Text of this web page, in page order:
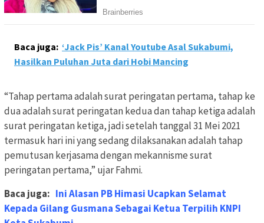
Baca juga: ‘Jack Pis’ Kanal Youtube Asal Sukabumi,
Hasilkan Puluhan Juta dari Hobi Mancing
“Tahap pertama adalah surat peringatan pertama, tahap ke
dua adalah surat peringatan kedua dan tahap ketiga adalah
surat peringatan ketiga, jadi setelah tanggal 31 Mei 2021
termasuk hari ini yang sedang dilaksanakan adalah tahap
pemutusan kerjasama dengan mekannisme surat
peringatan pertama,” ujar Fahmi.
Baca juga: Ini Alasan PB Himasi Ucapkan Selamat
Kepada Gilang Gusmana Sebagai Ketua Terpilih KNPI